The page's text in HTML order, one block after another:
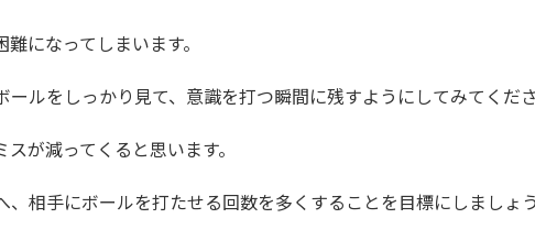
になってしまいます。
ルをしっかり見て、意識を打つ瞬間に残すようにしてみてくださ
が減ってくると思います。
相手にボールを打たせる回数を多くすることを目標にしましょ